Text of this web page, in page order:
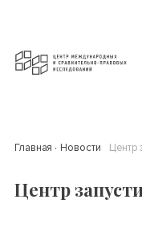
Главная Новости Центр
Центр